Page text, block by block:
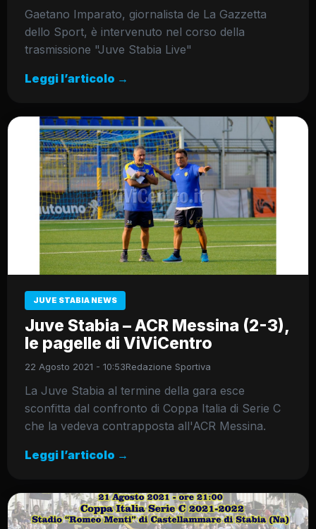
Gaetano Imparato, giornalista de La Gazzetta
dello Sport, è intervenuto nel corso della
trasmissione "Juve Stabia Live"
Leggi l’articolo →
JUVE STABIA NEWS
Juve Stabia – ACR Messina (2-3),
le pagelle di ViViCentro
22 Agosto 2021 - 10:53Redazione Sportiva
La Juve Stabia al termine della gara esce
sconfitta dal confronto di Coppa Italia di Serie C
che la vedeva contrapposta all'ACR Messina.
Leggi l’articolo →